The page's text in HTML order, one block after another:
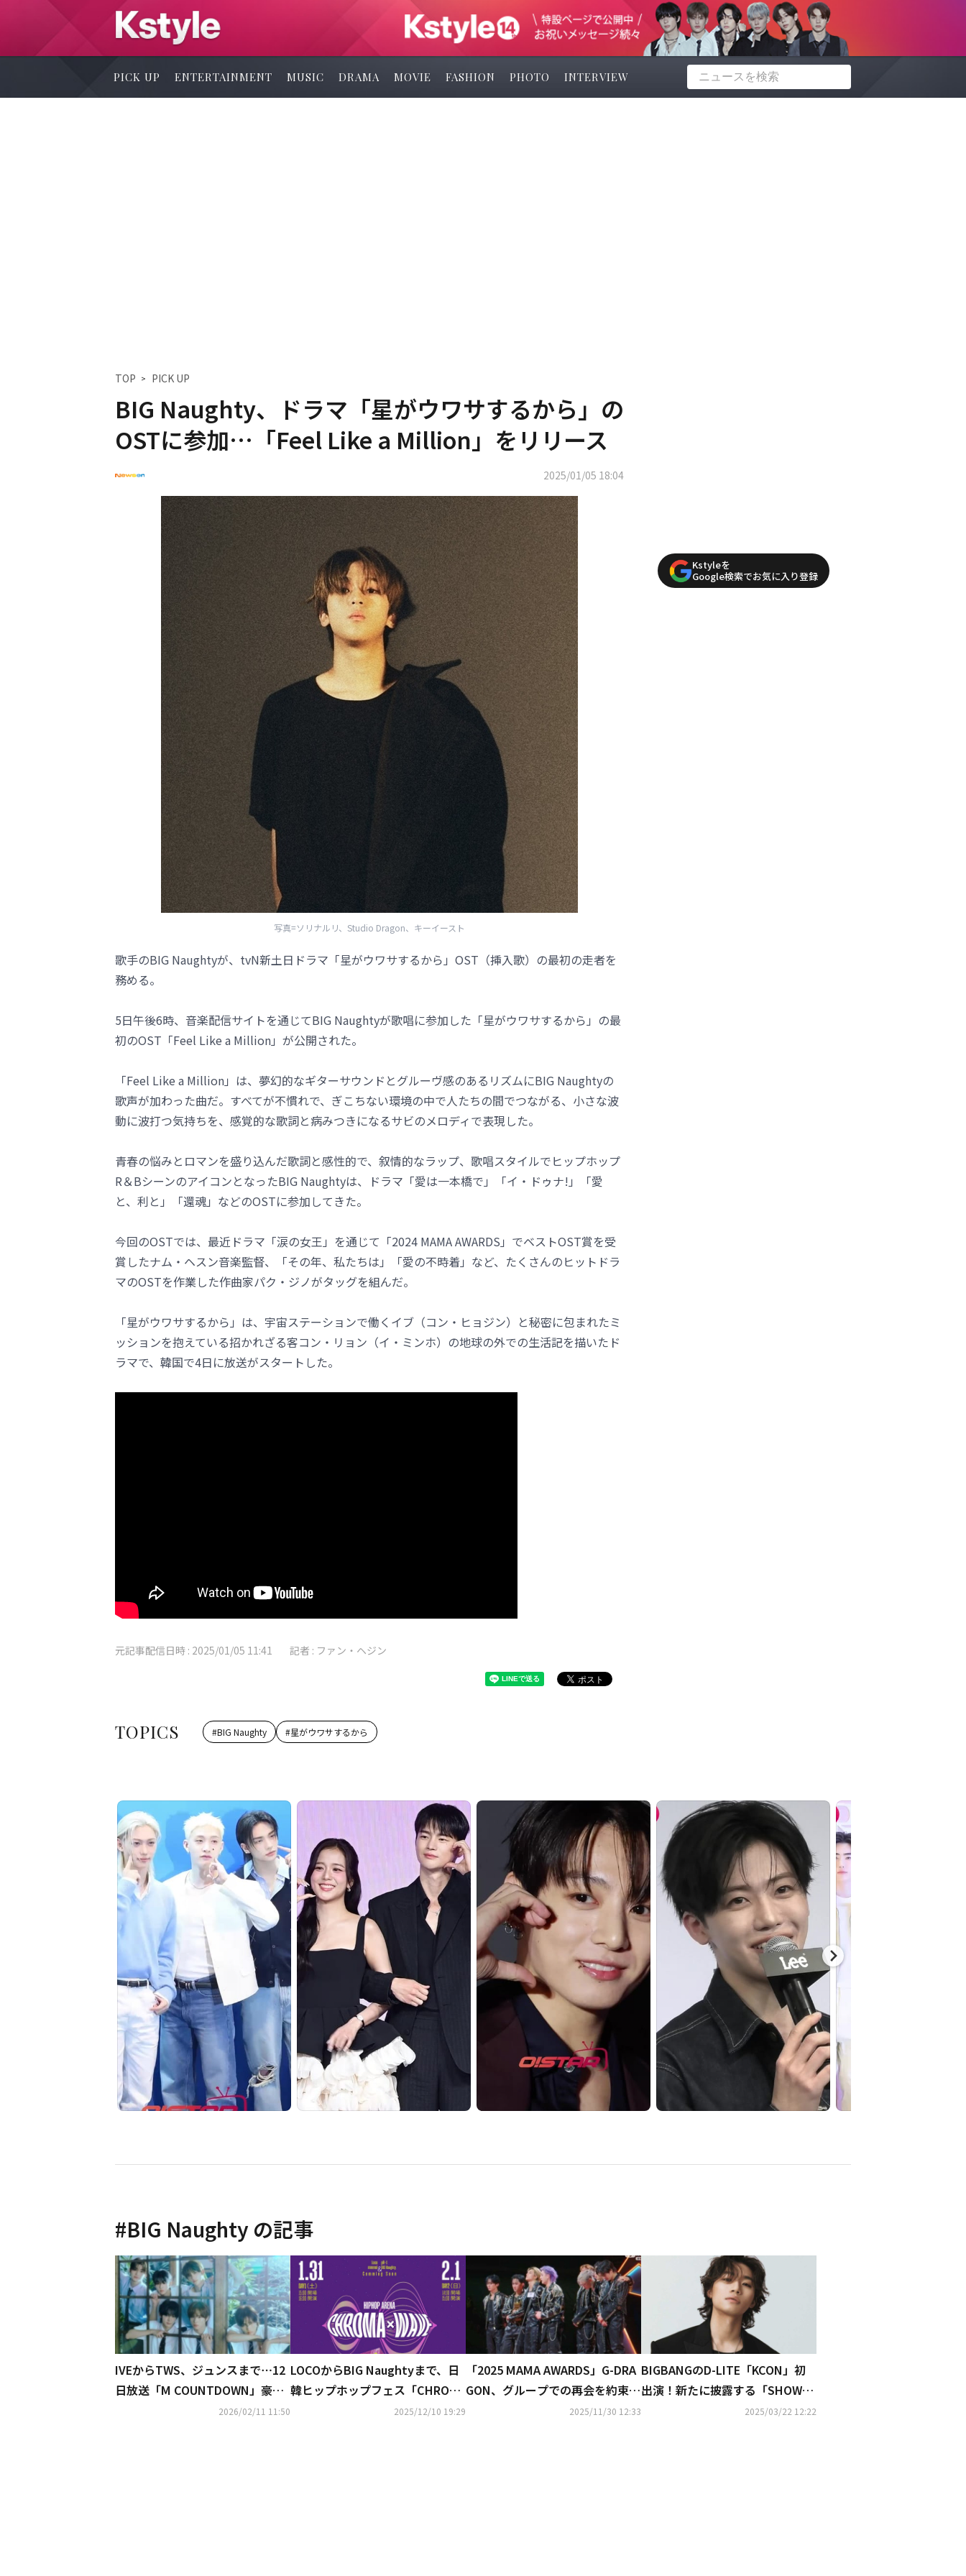
PICK UP ENTERTAINMENT MUSIC DRAMA MOVIE FASHION PHOTO INTERVIEW
TOP PICK UP
BIG Naughty、ドラマ「星がウワサするから」の
OSTに参加…「Feel Like a Million」をリリース
2025/01/05 18:04
写真=ソリナルリ、Studio Dragon、キーイースト
歌手のBIG Naughtyが、tvN新土日ドラマ「星がウワサするから」OST（挿入歌）の最初の走者を
務める。
5日午後6時、音楽配信サイトを通じてBIG Naughtyが歌唱に参加した「星がウワサするから」の最
初のOST「Feel Like a Million」が公開された。
「Feel Like a Million」は、夢幻的なギターサウンドとグルーヴ感のあるリズムにBIG Naughtyの
歌声が加わった曲だ。すべてが不慣れで、ぎこちない環境の中で人たちの間でつながる、小さな波
動に波打つ気持ちを、感覚的な歌詞と病みつきになるサビのメロディで表現した。
青春の悩みとロマンを盛り込んだ歌詞と感性的で、叙情的なラップ、歌唱スタイルでヒップホップ
R＆BシーンのアイコンとなったBIG Naughtyは、ドラマ「愛は一本橋で」「イ・ドゥナ!」「愛
と、利と」「還魂」などのOSTに参加してきた。
今回のOSTでは、最近ドラマ「涙の女王」を通じて「2024 MAMA AWARDS」でベストOST賞を受
賞したナム・ヘスン音楽監督、「その年、私たちは」「愛の不時着」など、たくさんのヒットドラ
マのOSTを作業した作曲家パク・ジノがタッグを組んだ。
「星がウワサするから」は、宇宙ステーションで働くイブ（コン・ヒョジン）と秘密に包まれたミ
ッションを抱えている招かれざる客コン・リョン（イ・ミンホ）の地球の外での生活記を描いたド
ラマで、韓国で4日に放送がスタートした。
元記事配信日時 : 2025/01/05 11:41 記者 : ファン・ヘジン
TOPICS #BIG Naughty #星がウワサするから
Kstyleを
Google検索でお気に入り登録
#BIG Naughty の記事
IVEからTWS、ジュンスまで⋯12
日放送「M COUNTDOWN」豪華
2026/02/11 11:50
LOCOからBIG Naughtyまで、日
韓ヒップホップフェス「CHROM
A WAVE - HIPHOP ARENA」に韓
2025/12/10 19:29
「2025 MAMA AWARDS」G-DRA
GON、グループでの再会を約束＆
Stray Kidsが号泣…香港火災うけ
2025/11/30 12:33
BIGBANGのD-LITE「KCON」初
出演！新たに披露する「SHOWC
ASE」のラインナップも公開
2025/03/22 12:22